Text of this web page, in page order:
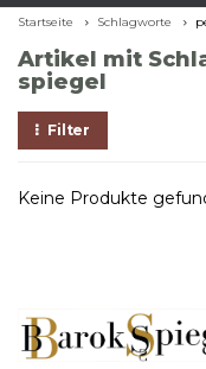
Startseite Schlagworte
Artikel mit
spiegel
Filter
Keine Produkte